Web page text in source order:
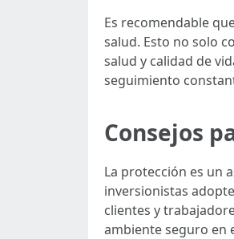
Es recomendable
salud. Esto no solo
salud y calidad de
seguimiento
Consejos
La protección es un
inversionistas
clientes y
ambiente seguro en